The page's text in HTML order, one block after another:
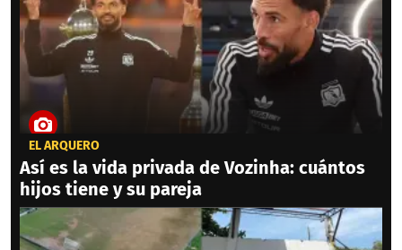
EL ARQUERO
Así es la vida privada de Vozinha: cuántos
hijos tiene y su pareja